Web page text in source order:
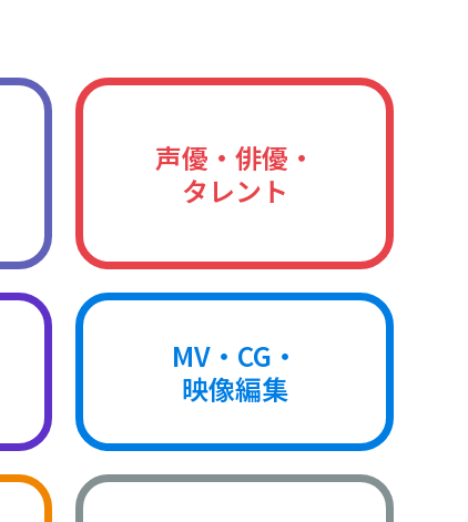
声優・俳優・
タレント
MV・CG・
映像編集